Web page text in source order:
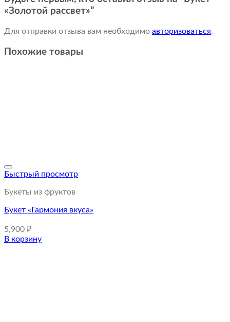
«Золотой рассвет»”
Для отправки отзыва вам необходимо авторизоваться.
Похожие товары
Быстрый просмотр
Букеты из фруктов
Букет «Гармония вкуса»
5,900 ₽
В корзину